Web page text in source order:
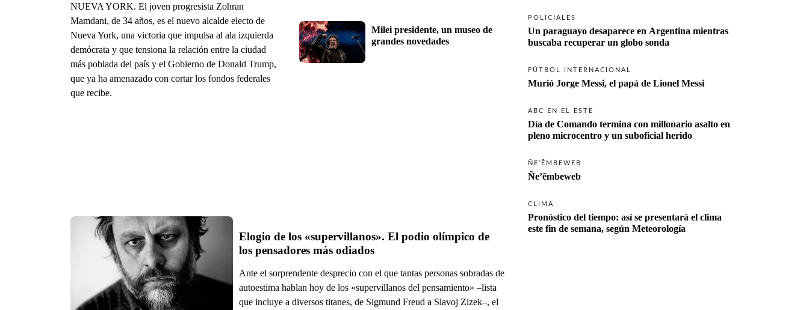
NUEVA YORK. El joven progresista Zohran
Mamdani, de 34 años, es el nuevo alcalde electo de
Nueva York, una victoria que impulsa al ala izquierda
demócrata y que tensiona la relación entre la ciudad
más poblada del país y el Gobierno de Donald Trump,
que ya ha amenazado con cortar los fondos federales
que recibe.
Milei presidente, un museo de
grandes novedades
Elogio de los «supervillanos». El podio olímpico de
Ante el sorprendente desprecio con el que tantas personas sobradas de
autoestima hablan hoy de los «supervillanos del pensamiento» –lista
que incluye a diversos titanes, de Sigmund Freud a Slavoj Zizek–, el
POLICIALES
Un paraguayo desaparece en Argentina mientras
FÚTBOL INTERNACIONAL
Murió Jorge Messi, el papá de Lionel Messi
ABC EN EL ESTE
Día de Comando termina con millonario asalto en
pleno microcentro y un suboficial herido
ÑE'ẼMBEWEB
Ñe’ẽmbeweb
CLIMA
Pronóstico del tiempo: así se presentará el clima
este fin de semana, según Meteorología